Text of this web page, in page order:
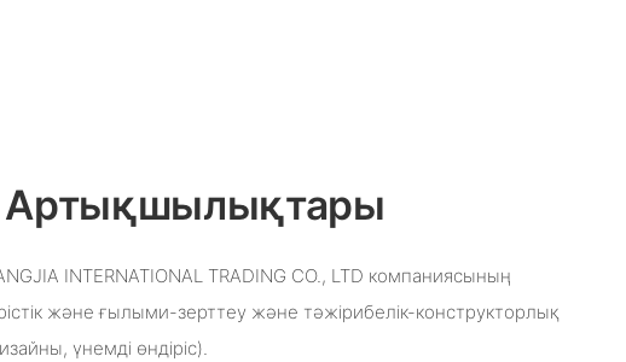
Артықшылықтары
INTERNATIONAL TRADING CO., LTD компаниясының
және ғылыми-зерттеу және тәжірибелік-конструкторлық
үнемді өндіріс).